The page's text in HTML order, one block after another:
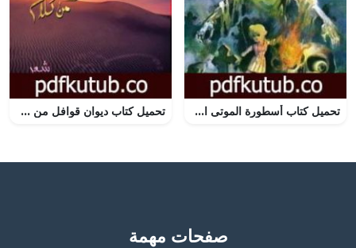
تحميل كتاب أسطورة الموتى الأحياء – سلسلة ما وراء الطبيعة PDF تأليف أحمد خالد توفيق مجانا [كامل] تحميل كتاب ديوان قوافل من كلام PDF تأليف إبراهيم أوحسين مجانا [كامل]
صفحات مهمة